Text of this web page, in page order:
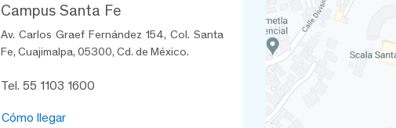
Campus Santa Fe
Av. Carlos Graef Fernández 154, Col. Santa
Fe, Cuajimalpa, 05300, Cd. de México.
Tel. 55 1103 1600
Cómo llegar